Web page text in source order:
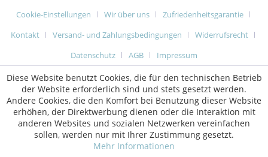
Cookie-Einstellungen Wir über uns
Zufriedenheitsgarantie
Kontakt
Versand- und Zahlungsbedingungen
Widerrufsrecht
Datenschutz
AGB Impressum
Diese Website benutzt Cookies, die für den technischen Betrieb
der Website erforderlich sind und stets gesetzt werden.
Andere Cookies, die den Komfort bei Benutzung dieser Website
erhöhen, der Direktwerbung dienen oder die Interaktion mit
anderen Websites und sozialen Netzwerken vereinfachen
sollen, werden nur mit Ihrer Zustimmung gesetzt.
Mehr Informationen